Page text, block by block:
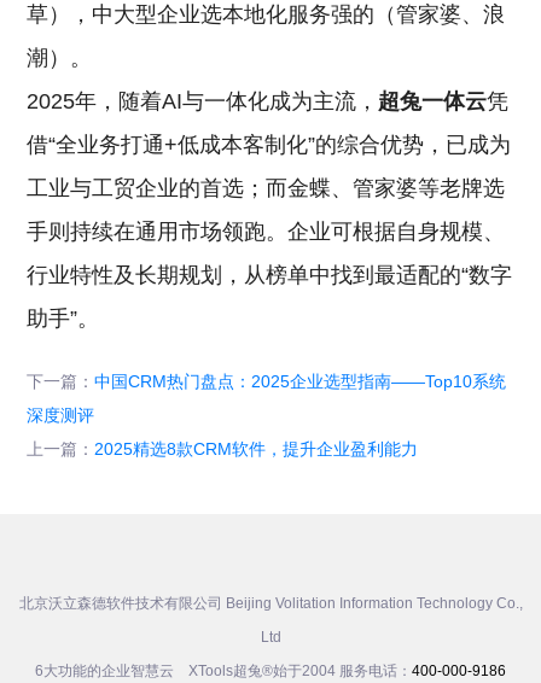
草），中大型企业选本地化服务强的（管家婆、浪
潮）。
2025年，随着AI与一体化成为主流， 超兔一体云凭
借“全业务打通+低成本客制化”的综合优势，已成为
工业与工贸企业的首选；而金蝶、管家婆等老牌选
手则持续在通用市场领跑。企业可根据自身规模、
行业特性及长期规划，从榜单中找到最适配的“数字
助手”。
下一篇：中国CRM热门盘点：2025企业选型指南——Top10系统
深度测评
上一篇： 2025精选8款CRM软件，提升企业盈利能力
北京沃立森德软件技术有限公司 Beijing Volitation Information Technology Co.,
Ltd
6大功能的企业智慧云 XTools超兔®始于2004 服务电话： 400-000-9186